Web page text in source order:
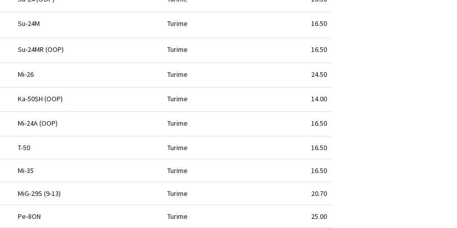
Su-24M Turime 16.50
Su-24MR (OOP) Turime 16.50
Mi-26 Turime 24.50
Ka-50SH (OOP) Turime 14.00
Mi-24A (OOP) Turime 16.50
T-50 Turime 16.50
Mi-35 Turime 16.50
MiG-29S (9-13) Turime 20.70
Pe-8ON Turime 25.00